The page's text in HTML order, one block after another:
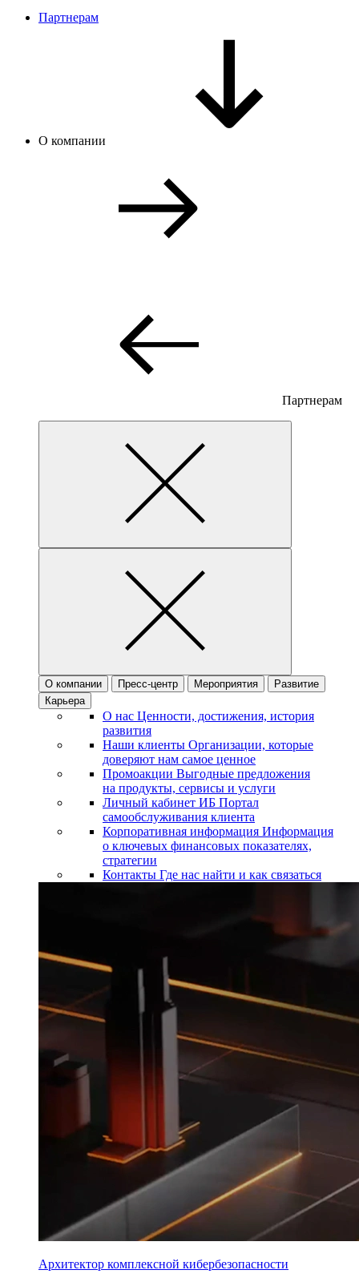
Партнерам
О компании
Партнерам
О компании Пресс-центр Мероприятия
Развитие
Карьера
О нас Ценности, достижения, история
развития
Наши клиенты Организации, которые
доверяют нам самое ценное
Промоакции Выгодные предложения
на продукты, сервисы и услуги
Личный кабинет ИБ Портал
самообслуживания клиента
Корпоративная информация Информация
о ключевых финансовых показателях,
стратегии
Контакты Где нас найти и как связаться
Архитектор комплексной кибербезопасности